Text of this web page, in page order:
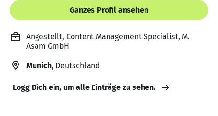
Ganzes Profil ansehen
Angestellt, Content Management Specialist, M.
Asam GmbH
Munich, Deutschland
Logg Dich ein, um alle Einträge zu sehen.